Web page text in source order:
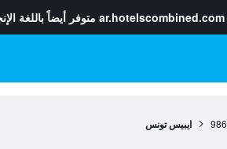
ar.hotelscombined.com متوفر أيضاً باللغة
986 ايبيس تونس